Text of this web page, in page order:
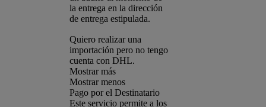
la entrega en la dirección
de entrega estipulada.
Quiero realizar una
importación pero no tengo
cuenta con DHL.
Mostrar más
Mostrar menos
Pago por el Destinatario
Este servicio permite a los